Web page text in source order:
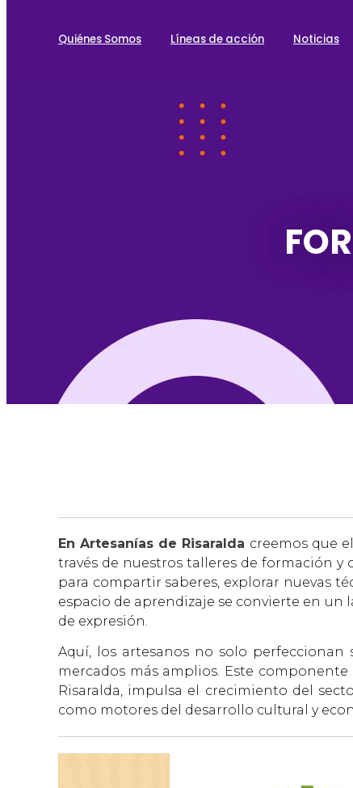
Quiénes Somos Líneas de acción Noticias
En Artesanías de Risaralda creemos que
través de nuestros talleres de formación y
para compartir saberes, explorar nuevas
espacio de aprendizaje se convierte en un
de expresión.
Aquí, los artesanos no solo
mercados más amplios. Este
Risaralda, impulsa el crecimiento del
como motores del desarrollo cultural y